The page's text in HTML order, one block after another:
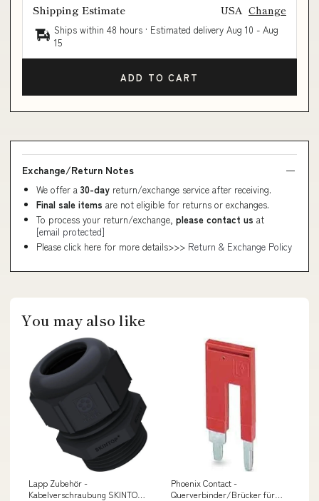
Shipping Estimate USA Change
Ships within 48 hours · Estimated delivery Aug 10 - Aug
15
ADD TO CART
Exchange/Return Notes
We offer a 30-day return/exchange service after receiving.
Final sale items are not eligible for returns or exchanges.
To process your return/exchange, please contact us at
[email protected]
Please click here for more details>>> Return & Exchange Policy
You may also like
Lapp Zubehör -
Kabelverschraubung SKINTOP-
Phoenix Contact -
Querverbinder/Brücker für